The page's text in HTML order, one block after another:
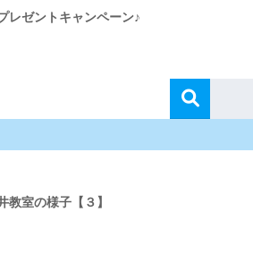
レゼントキャンペーン♪
教室の様子【３】